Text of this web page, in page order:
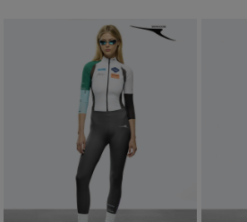
アンバサダー
スプリングコレクション
ベストセラー
FW26コレクション
サマー 26 コレクション
サマー 26 コレクション
日本限定モデル
ベストセラー
FW26コレクション
サマー 26 コレクション
サマー 26 コレクション
日本限定モデル
キッズ（2‐7歳)
ユース（6＋歳)
コレクション
CANADA GOOSE
ウェアの下取り・再販を
品の価値を受け継いでいき
アーカイブの希少なピー
※カテゴリを表示するにはジェンダーにチェ
ウィメンズ